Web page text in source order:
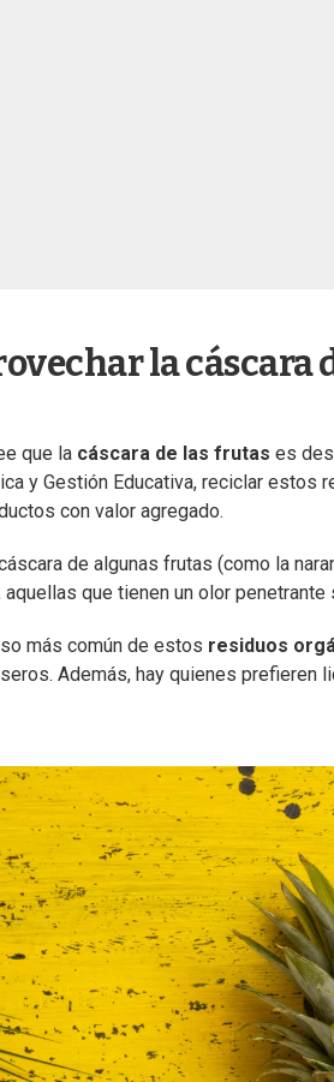
la cáscara
que la cáscara de las frutas es
y Gestión Educativa, reciclar estos
con valor agregado.
de algunas frutas (como la
que tienen un olor
más común de estos residuos
Además, hay quienes prefieren